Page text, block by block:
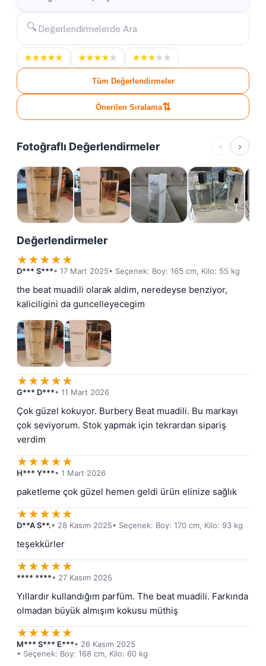
🔍
★★★★★ ★★★★★ ★★★★★
Tüm Değerlendirmeler
Önerilen Sıralama⇅
Fotoğraflı Değerlendirmeler ‹ ›
Değerlendirmeler
★★★★★
D*** S***• 17 Mart 2025• Seçenek: Boy: 165 cm, Kilo: 55 kg
the beat muadili olarak aldim, neredeyse benziyor,
kaliciligini da guncelleyecegim
★★★★★
G*** D***• 11 Mart 2026
Çok güzel kokuyor. Burbery Beat muadili. Bu markayı
çok seviyorum. Stok yapmak için tekrardan sipariş
verdim
★★★★★
H*** Y***• 1 Mart 2026
paketleme çok güzel hemen geldi ürün elinize sağlık
★★★★★
D**A S**.• 28 Kasım 2025• Seçenek: Boy: 170 cm, Kilo: 93 kg
teşekkürler
★★★★★
**** ****• 27 Kasım 2025
Yıllardır kullandığım parfüm. The beat muadili. Farkında
olmadan büyük almışım kokusu müthiş
★★★★★
M*** S*** E***• 26 Kasım 2025
• Seçenek: Boy: 168 cm, Kilo: 60 kg